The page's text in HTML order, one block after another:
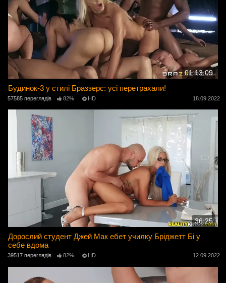
01:13:09
Будинок-3 у стилі Браззерс: усі перетрахали!
57585 переглядів 82% HD 18.09.2022
36:25
Дорослий студент Джей Мак ебет училку Бріджетт Бі у
себе вдома
39517 переглядів 82% HD 12.09.2022